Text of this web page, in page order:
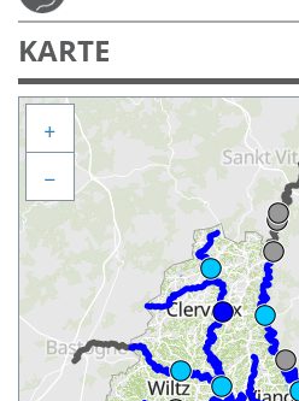
KARTE
+
−